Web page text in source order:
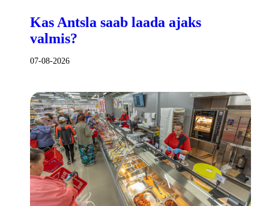
Kas Antsla saab laada ajaks
valmis?
07-08-2026